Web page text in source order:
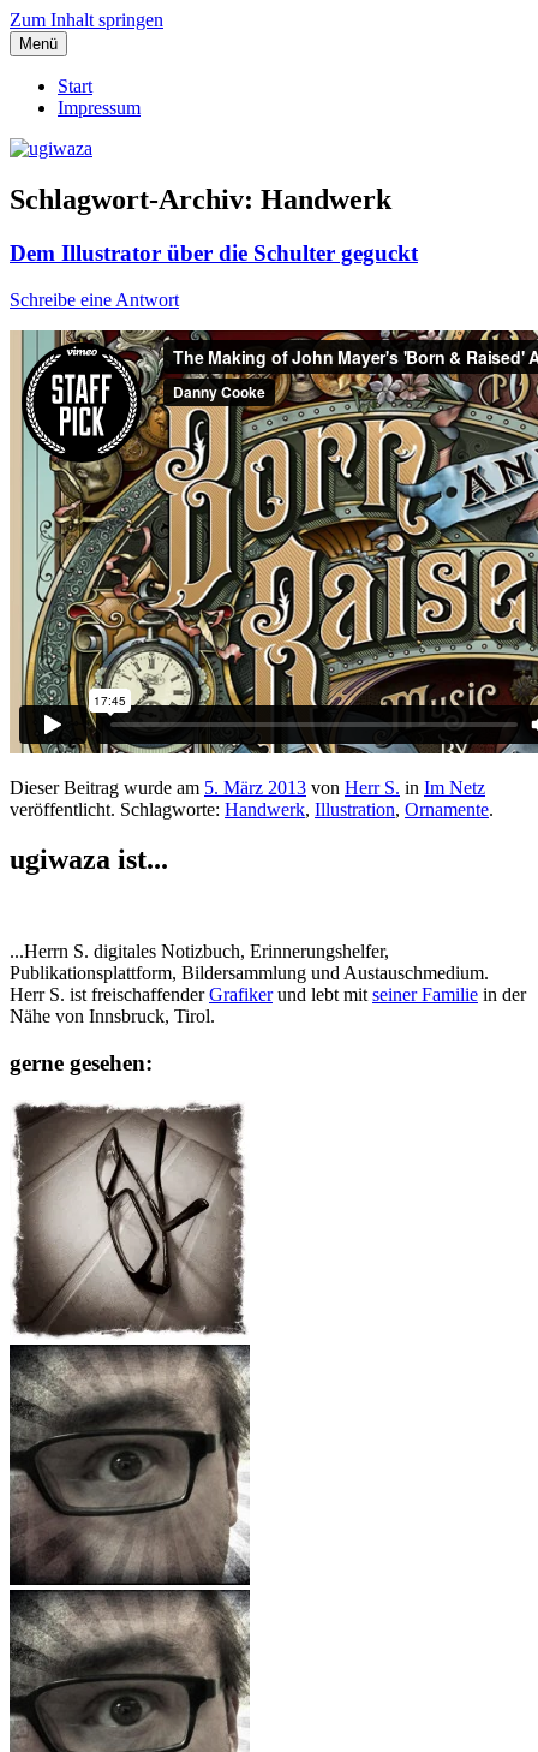
Zum Inhalt springen
ugiwaza
Menü
Start
Impressum
Schlagwort-Archiv: Handwerk
Dem Illustrator über die Schulter geguckt
Schreibe eine Antwort
Dieser Beitrag wurde am 5. März 2013 von Herr S. in Im Netz
veröffentlicht. Schlagworte: Handwerk, Illustration, Ornamente.
ugiwaza ist...
...Herrn S. digitales Notizbuch, Erinnerungshelfer,
Publikationsplattform, Bildersammlung und Austauschmedium.
Herr S. ist freischaffenderGrafikerund lebt mit seiner Familie in der
Nähe von Innsbruck, Tirol.
gerne gesehen: